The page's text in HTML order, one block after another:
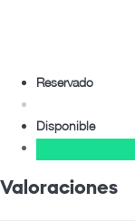
Reservado
Disponible
Valoraciones